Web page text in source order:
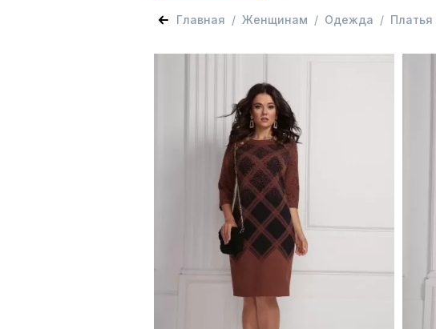
Главная Женщинам Одежда